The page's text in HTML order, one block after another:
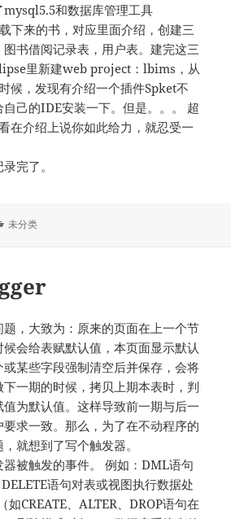
mysql5.5和数据库管理工具
下来的书，对应里面介绍，创建三
书借阅记录表，用户表。建完这三
里新建web project：lbims，从
候，发现有介绍一个插件Spket不
己的IDE安装一下。但是。。。 超
在介绍上说你如此给力，就忍受一
完了。
分
未分类
，大致为：原来的页面在上一个节
会给表赋默认值，本页面显示默认
某些字段强制清空后并保存，会将
一期的时候，拷贝上期本表时，判
为默认值。这样导致前一期与后一
求一致。那么，为了在不动程序的
就想到了写个触发器。
被触发的事件。 例如：DML语句
语句对表或视图执行数据处
如CREATE、ALTER、DROP语句在